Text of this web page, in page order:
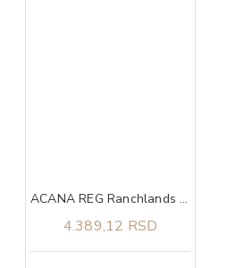
ACANA REG Ranchlands 2kg
4.389,12 RSD